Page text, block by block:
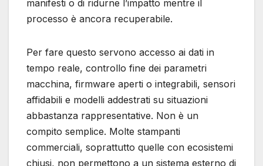
manifesti o di ridurne l’impatto mentre il
processo è ancora recuperabile.
Per fare questo servono accesso ai dati in
tempo reale, controllo fine dei parametri
macchina, firmware aperti o integrabili, sensori
affidabili e modelli addestrati su situazioni
abbastanza rappresentative. Non è un
compito semplice. Molte stampanti
commerciali, soprattutto quelle con ecosistemi
chiusi, non permettono a un sistema esterno di